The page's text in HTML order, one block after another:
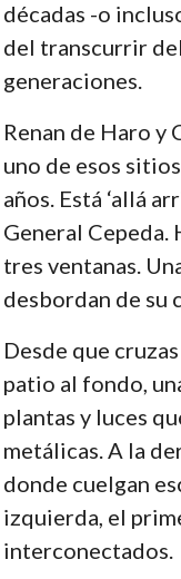
décadas -o
del transcurrir
generaciones.
Renan de Haro
uno de esos
años. Está ‘allá
General Cepeda.
tres ventanas.
desbordan de su
Desde que
patio al fondo,
plantas y luces
metálicas. A la
donde cuelgan
izquierda, el
interconectados.